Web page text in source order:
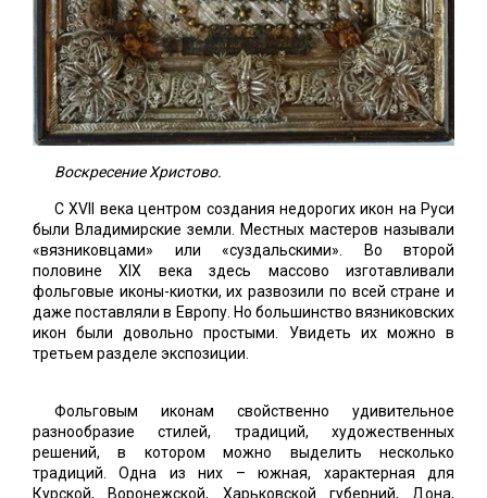
Воскресение Христово.
С XVII века центром создания недорогих икон на Руси
были Владимирские земли. Местных мастеров называли
«вязниковцами» или «суздальскими». Во второй
половине XIX века здесь массово изготавливали
фольговые иконы-киотки, их развозили по всей стране и
даже поставляли в Европу. Но большинство вязниковских
икон были довольно простыми. Увидеть их можно в
третьем разделе экспозиции.
Фольговым иконам свойственно удивительное
разнообразие стилей, традиций, художественных
решений, в котором можно выделить несколько
традиций. Одна из них – южная, характерная для
Курской, Воронежской, Харьковской губерний, Дона,